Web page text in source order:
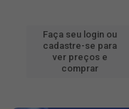
Faça seu login ou
cadastre-se para
ver preços e
comprar